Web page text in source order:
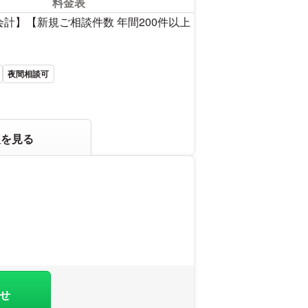
】【新規ご相談件数 年間200件以上
夜間相談可
見る